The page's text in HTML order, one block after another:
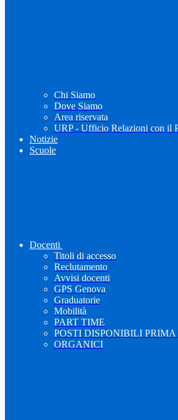
Chi Siamo
Dove Siamo
Area riservata
URP - Ufficio Relazioni con il
Notizie
Scuole
Docenti
Titoli di accesso
Reclutamento
Avvisi docenti
GPS Genova
Graduatorie
Mobilità
PART TIME
POSTI DISPONIBILI
ORGANICI